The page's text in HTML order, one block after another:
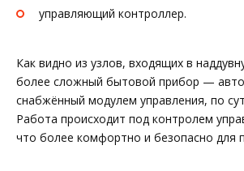
управляющий контроллер.
Как видно из узлов, входящих в
более сложный бытовой прибор —
снабжённый модулем управления, по
Работа происходит под контролем
что более комфортно и безопасно для